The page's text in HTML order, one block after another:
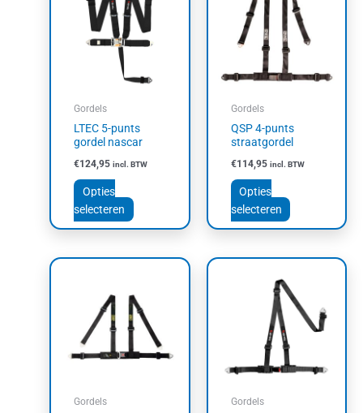
Gordels
LTEC 5-punts
gordel nascar
€124,95 incl. BTW
Opties
selecteren
heeft
meerdere
variaties.
optie
worden
de
Gordels
QSP 4-punts
straatgordel
€114,95 incl. BTW
Opties
selecteren
heeft
meerdere
variaties.
optie
worden
de
Gordels
heeft
meerdere
variaties.
Deze
Gordels
product
heeft
meerdere
Deze
optie